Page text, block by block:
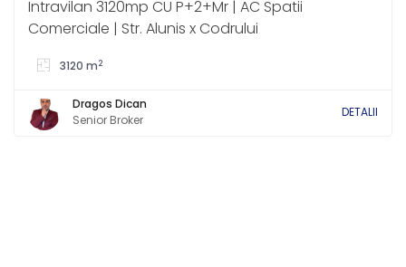
Intravilan 3120mp CU P+2+Mr | AC Spatii
Comerciale | Str. Alunis x Codrului
3120 m2
Dragos Dican
Senior Broker
DETALII